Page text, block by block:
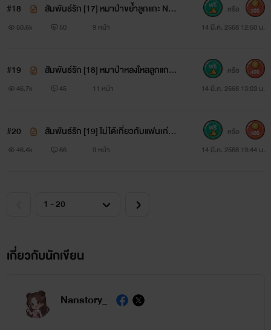
#18
สัมพันธ์รัก [17] หมาป่าขย้ำลูกแกะ NC
++
50.6k 50 9 หน้า 14 มี.ค. 2568 12:50 น.
หรือ 300
#19
สัมพันธ์รัก [18] หมาป่าหลงใหลลูกแกะ
NC+++
46.7k 45 11 หน้า 14 มี.ค. 2568 13:03 น.
หรือ 400
#20
สัมพันธ์รัก [19] ไม่ได้เกี่ยวกับแฟนเก่า
NC++
46.4k 66 9 หน้า 14 มี.ค. 2568 19:44 น.
หรือ 300
เกี่ยวกับนักเขียน
Nanstory_